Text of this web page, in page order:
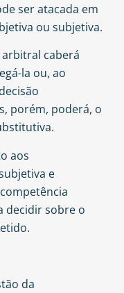
ser atacada em
ou subjetiva.
arbitral caberá
la ou, ao
porém, poderá, o
aos
e
decidir sobre o
da